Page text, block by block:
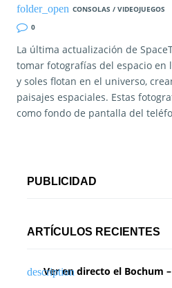
CONSOLAS / VIDEOJUEGOS
0
La última actualización de
tomar fotografías del espacio en
y soles flotan en el universo,
paisajes espaciales. Estas
como fondo de pantalla del
PUBLICIDAD
ARTÍCULOS RECIENTES
Ver en directo el Bochum